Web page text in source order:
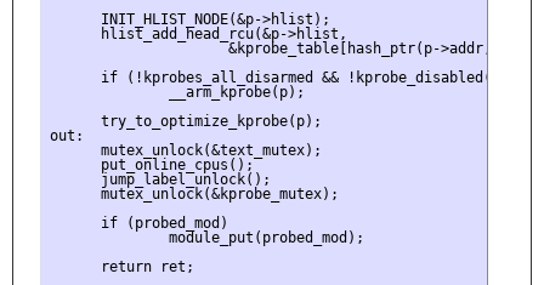
      INIT_HLIST_NODE(&p->hlist);
      hlist_add_head_rcu(&p->hlist,
&kprobe_table[hash_ptr(p->addr,
      if (!kprobes_all_disarmed && !kprobe_disabled(p))
              __arm_kprobe(p);
      try_to_optimize_kprobe(p);
out:
      mutex_unlock(&text_mutex);
      put_online_cpus();
      jump_label_unlock();
      mutex_unlock(&kprobe_mutex);
      if (probed_mod)
              module_put(probed_mod);
      return ret;